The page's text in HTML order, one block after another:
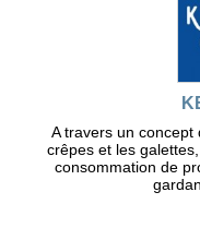
A travers un
crêpes et les
consommation de